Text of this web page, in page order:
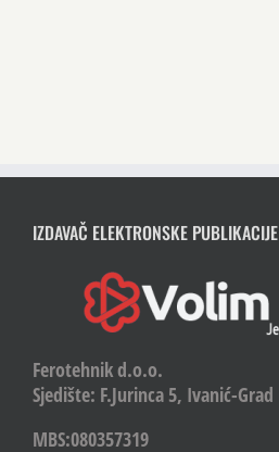
IZDAVAČ ELEKTRONSKE PUBLIKACIJE
Ferotehnik d.o.o.
Sjedište: F.Jurinca 5, Ivanić-Grad
MBS:080357319